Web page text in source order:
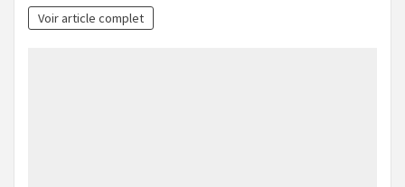
Voir article complet